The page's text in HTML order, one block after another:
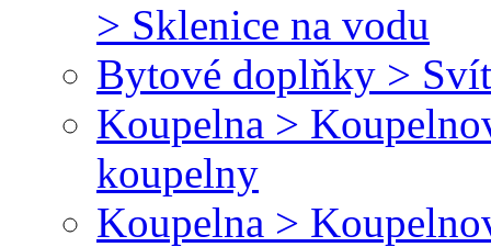
> Sklenice na vodu
Bytové doplňky >
Koupelna >
koupelny
Koupelna >